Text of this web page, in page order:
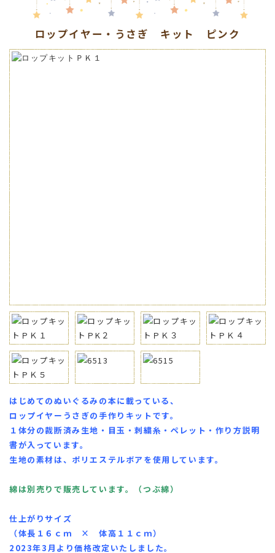
ロップイヤー・うさぎ キット ピンク
はじめてのぬいぐるみの本に載っている、
ロップイヤーうさぎの手作りキットです。
１体分の裁断済み生地・目玉・刺繍糸・ペレット・作り方説明
書が入っています。
生地の素材は、ポリエステルボアを使用しています。
綿は別売りで販売しています。（つぶ綿）
仕上がりサイズ
（体長１６ｃｍ × 体高１１ｃｍ）
2023年3月より価格改定いたしました。